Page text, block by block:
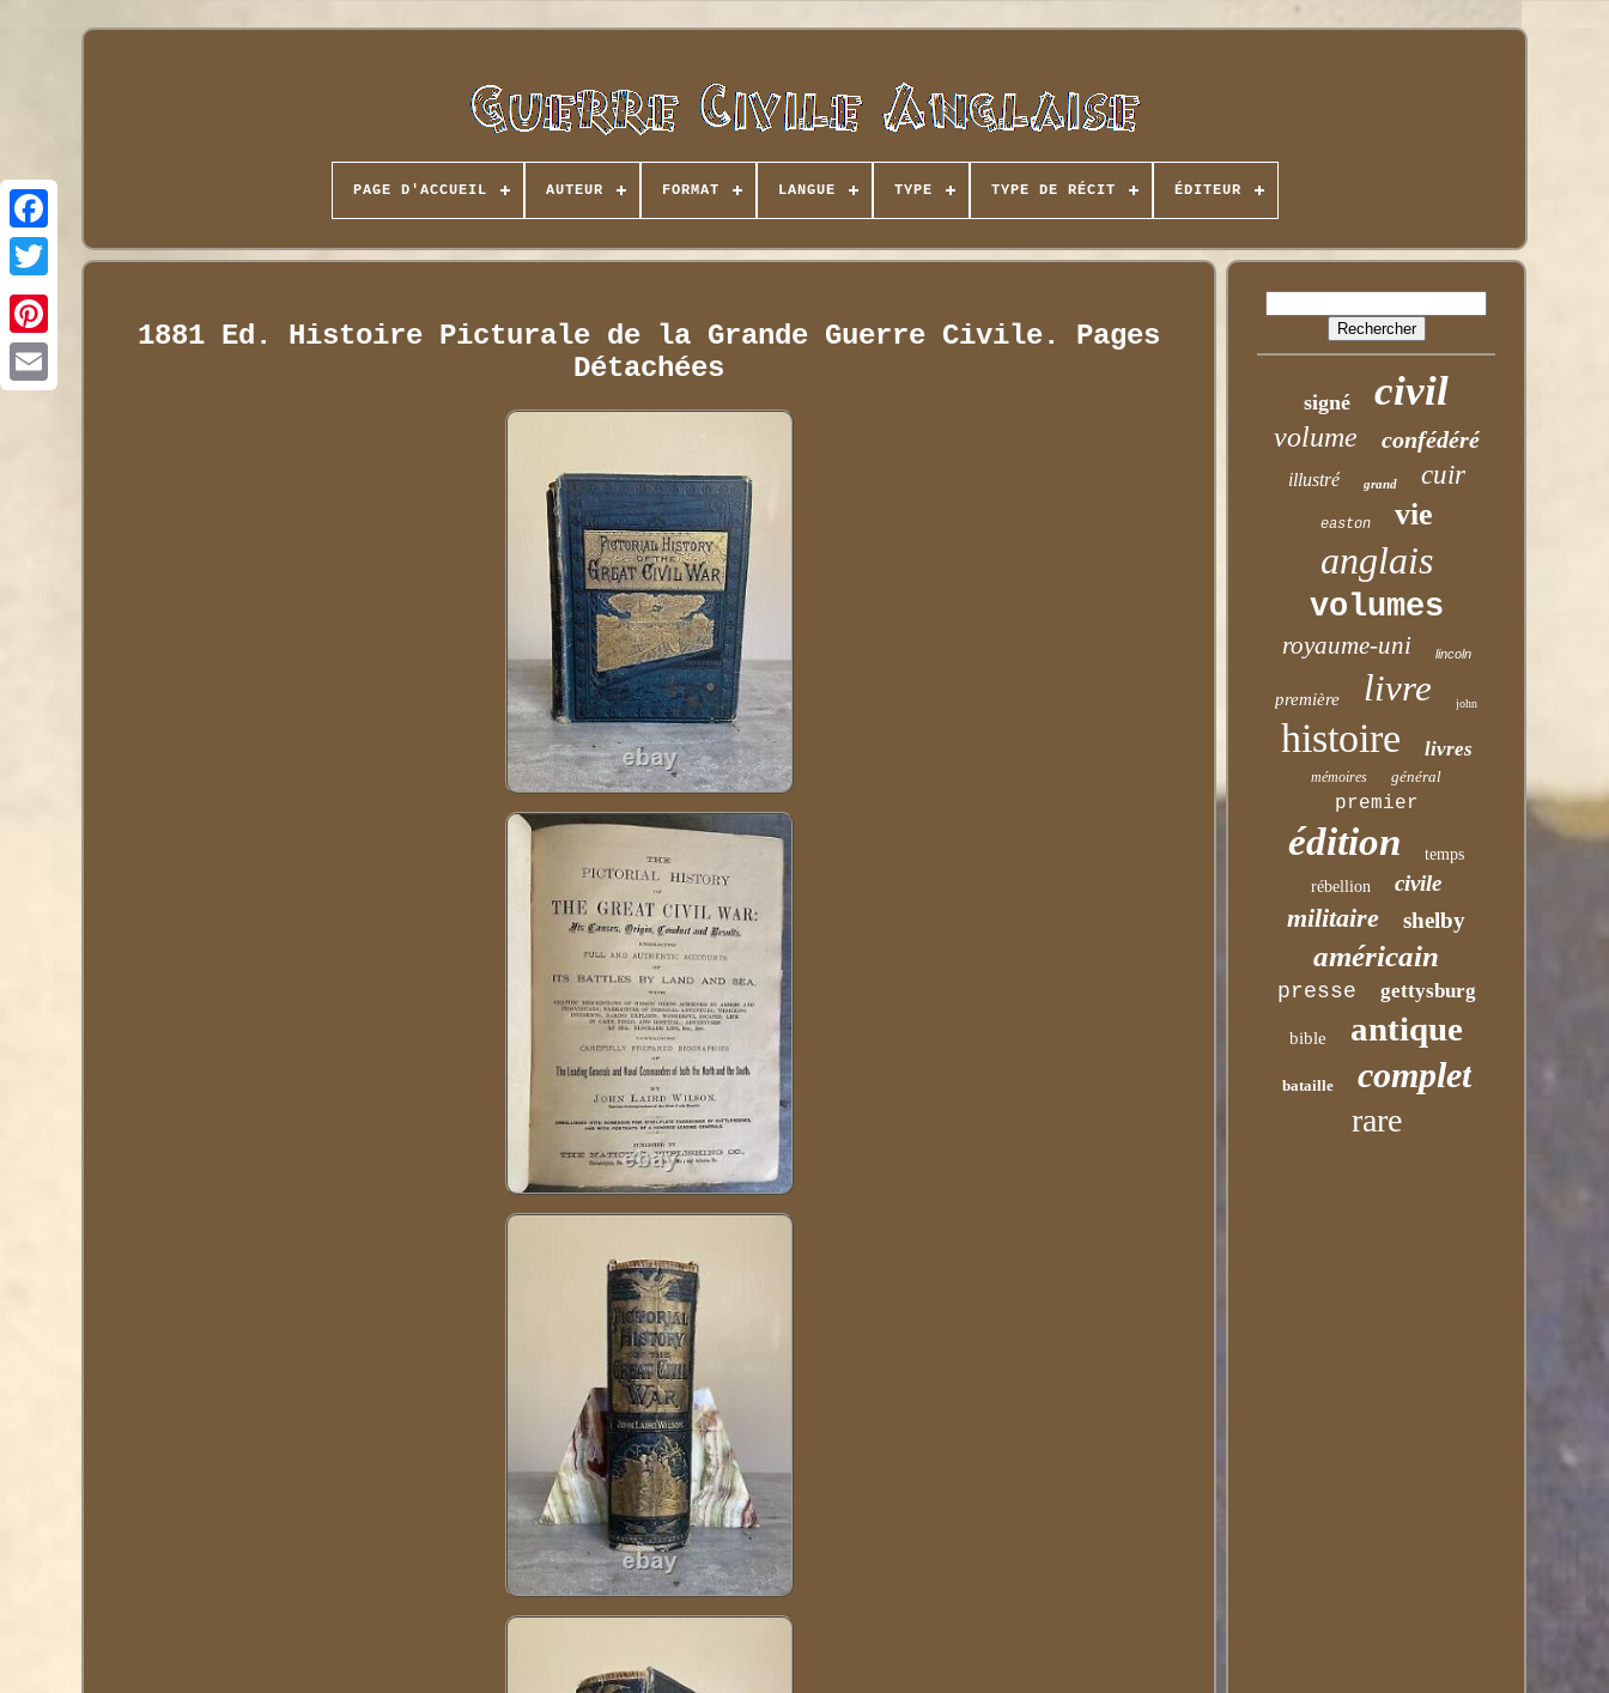
PAGE D'ACCUEIL AUTEUR FORMAT LANGUE TYPE TYPE DE RÉCIT ÉDITEUR
1881 Ed. Histoire Picturale de la Grande Guerre Civile. Pages
Détachées
signé civil
volume confédéré
illustré grand cuir
easton vie
anglais
volumes
royaume-uni lincoln
première livre john
histoire livres
mémoires général
premier
édition
temps
rébellion
civile
militaire shelby
américain
presse gettysburg
bible antique
bataille complet
rare